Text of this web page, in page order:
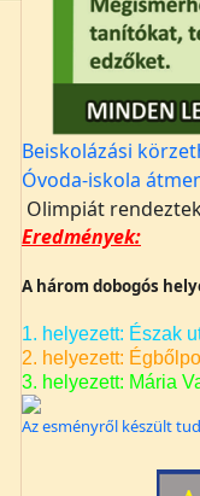
Beiskolázási
Óvoda-iskola
Olimpiát
Eredmények:
A három dobogós
1. helyezett: Észak
2. helyezett:
3. helyezett: Mária
Az esményről készült